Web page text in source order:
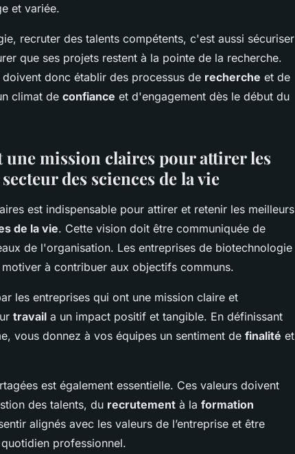
et variée.
recruter des talents compétents, c'est aussi sécuriser
que ses projets restent à la pointe de la recherche.
doivent donc établir des processus de recherche et de
climat de confiance et d'engagement dès le début du
une mission claires pour attirer les
des sciences de la vie
est indispensable pour attirer et retenir les meilleurs
de la vie. Cette vision doit être communiquée de
de l'organisation. Les entreprises de biotechnologie
à contribuer aux objectifs communs.
les entreprises qui ont une mission claire et
travail a un impact positif et tangible. En définissant
vous donnez à vos équipes un sentiment de finalité et
est également essentielle. Ces valeurs doivent
des talents, du recrutement à la formation
alignés avec les valeurs de l’entreprise et être
professionnel.